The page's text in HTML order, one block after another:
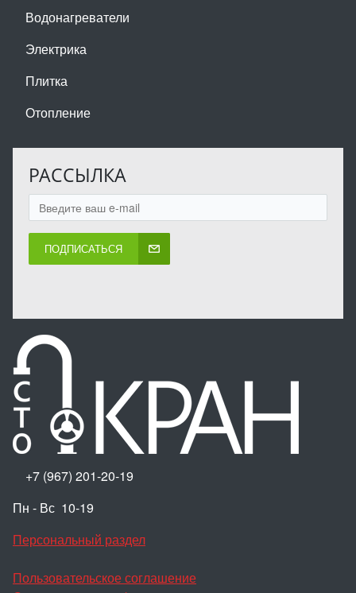
Водонагреватели
Электрика
Плитка
Отопление
РАССЫЛКА
ПОДПИСАТЬСЯ
+7 (967) 201-20-19
Пн - Вс 10-19
Персональный раздел
Пользовательское соглашение